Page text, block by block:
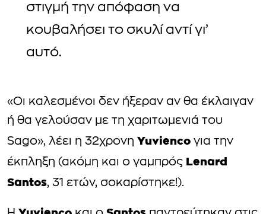
στιγμή την απόφαση να
κουβαλήσει το σκυλί αντί γι’
αυτό.
«Οι καλεσμένοι δεν ήξεραν αν θα έκλαιγαν
ή θα γελούσαν με τη χαριτωμενιά του
Sago», λέει η 32χρονη Yuvienco για την
έκπληξη (ακόμη και ο γαμπρός Lenard
Santos, 31 ετών, σοκαρίστηκε!).